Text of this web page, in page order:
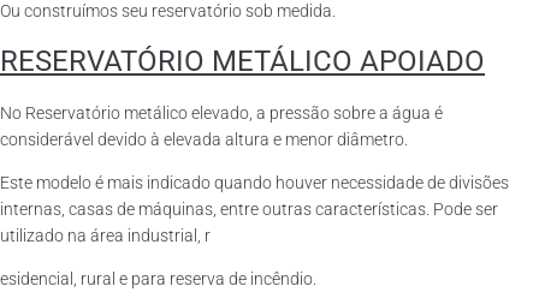
Ou construímos seu reservatório sob medida.
RESERVATÓRIO METÁLICO APOIADO
No Reservatório metálico elevado, a pressão sobre a água é
considerável devido à elevada altura e menor diâmetro.
Este modelo é mais indicado quando houver necessidade de divisões
internas, casas de máquinas, entre outras características. Pode ser
utilizado na área industrial, r
esidencial, rural e para reserva de incêndio.